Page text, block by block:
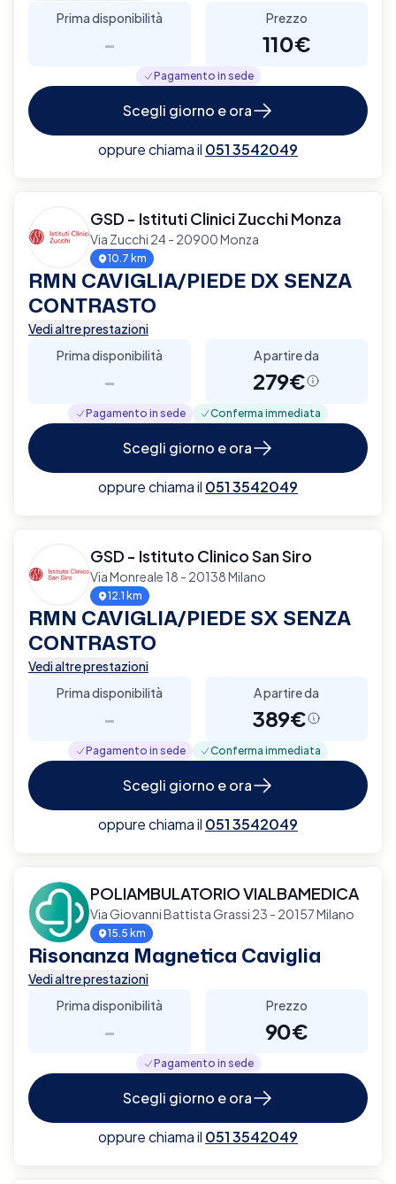
Prima disponibilità
-
Prezzo
110€
Pagamento in sede
Scegli giorno e ora
oppure chiama il 051 3542049
GSD - Istituti Clinici Zucchi Monza
Via Zucchi 24 - 20900 Monza
10.7 km
RMN CAVIGLIA/PIEDE DX SENZA
CONTRASTO
Vedi altre prestazioni
Prima disponibilità
-
A partire da
279€
Pagamento in sede Conferma immediata
Scegli giorno e ora
oppure chiama il 051 3542049
GSD - Istituto Clinico San Siro
Via Monreale 18 - 20138 Milano
12.1 km
RMN CAVIGLIA/PIEDE SX SENZA
CONTRASTO
Vedi altre prestazioni
Prima disponibilità
-
A partire da
389€
Pagamento in sede Conferma immediata
Scegli giorno e ora
oppure chiama il 051 3542049
POLIAMBULATORIO VIALBAMEDICA
Via Giovanni Battista Grassi 23 - 20157 Milano
15.5 km
Risonanza Magnetica Caviglia
Vedi altre prestazioni
Prima disponibilità
-
Prezzo
90€
Pagamento in sede
Scegli giorno e ora
oppure chiama il 051 3542049